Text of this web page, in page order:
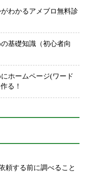
わかるアメブロ無料診
基礎知識（初心者向
ホームページ(ワード
る！
頼する前に調べること